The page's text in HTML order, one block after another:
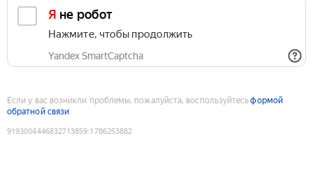
Я не робот
Нажмите, чтобы продолжить
Yandex SmartCaptcha
Если у вас возникли проблемы, пожалуйста, воспользуйтесьформой
обратной связи
9193004446832713859:1786253882